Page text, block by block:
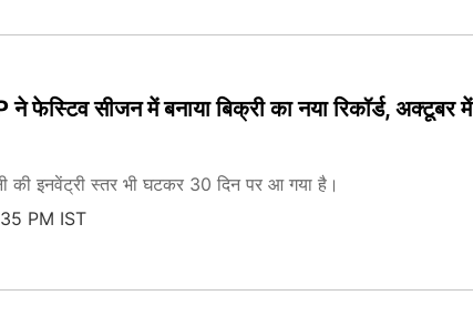
फेस्टिव सीजन में बनाया बिक्री का नया रिकॉर्ड, अक्‍टूबर में
की इनवेंट्री स्तर भी घटकर 30 दिन पर आ गया है।
PM IST